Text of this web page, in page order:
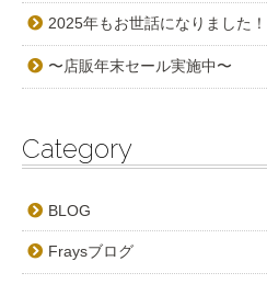
2025年もお世話になりました！
〜店販年末セール実施中〜
Category
BLOG
Fraysブログ